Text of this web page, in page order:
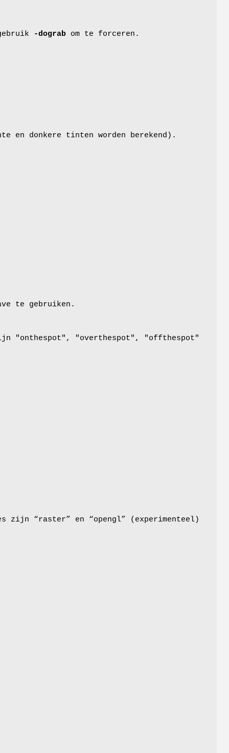
-dograb om te forceren.
en donkere tinten worden berekend).
te gebruiken.
"onthespot", "overthespot", "offthespot"
zijn “raster” en “opengl” (experimenteel)